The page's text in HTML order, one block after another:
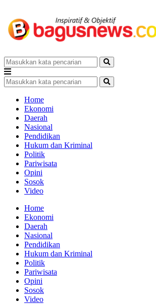
Home
Ekonomi
Daerah
Nasional
Pendidikan
Hukum dan Kriminal
Politik
Pariwisata
Opini
Sosok
Video
Home
Ekonomi
Daerah
Nasional
Pendidikan
Hukum dan Kriminal
Politik
Pariwisata
Opini
Sosok
Video